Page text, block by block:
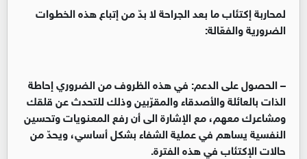
لمحاربة إكتئاب ما بعد الجراحة لا بدّ من إتباع هذه الخطوات
الضرورية والفعّالة:
– الحصول على الدعم: في هذه الظروف من الضروري إحاطة
الذات بالعائلة والأصدقاء والمقرّبين وذلك للتحدث عن قلقك
ومشاعرك معهم، مع الإشارة الى أن رفع المعنويات وتحسين
النفسية يساهم في عملية الشفاء بشكل أساسي، ويحدّ من
حالات الإكتئاب في هذه الفترة.